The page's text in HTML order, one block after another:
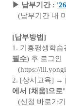
▶ 납부기간 :
(납부기간 내
[납부방법]
1. 기흥평생학
필수) 후 로그인
(https://
2. [상시교육] →
에서 [채움]으로"
(신청 바로가